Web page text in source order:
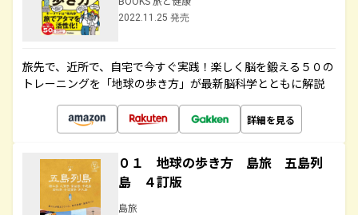
2022.11.25 発売
旅先で、近所で、自宅で今すぐ実践！楽しく脳を鍛える５０の
トレーニングを「地球の歩き方」が最新脳科学とともに解説
詳細を見る
０１ 地球の歩き方 島旅 五島列
島 ４訂版
島旅